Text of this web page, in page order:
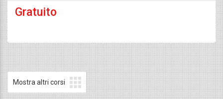
Gratuito
Mostra altri corsi